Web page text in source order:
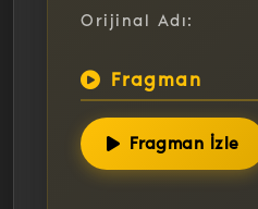
Orijinal Adı:
Fragman
Fragman İzle